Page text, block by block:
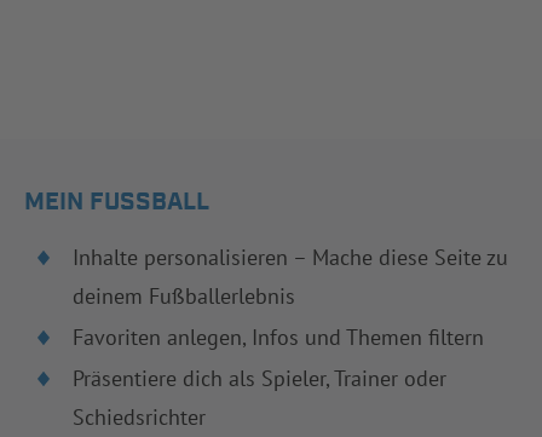
MEIN FUSSBALL
Inhalte personalisieren – Mache diese Seite zu
deinem Fußballerlebnis
Favoriten anlegen, Infos und Themen filtern
Präsentiere dich als Spieler, Trainer oder
Schiedsrichter